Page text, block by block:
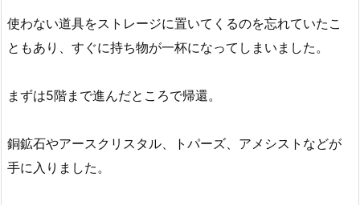
使わない道具をストレージに置いてくるのを忘れていたこ
ともあり、すぐに持ち物が一杯になってしまいました。
まずは5階まで進んだところで帰還。
銅鉱石やアースクリスタル、トパーズ、アメシストなどが
手に入りました。